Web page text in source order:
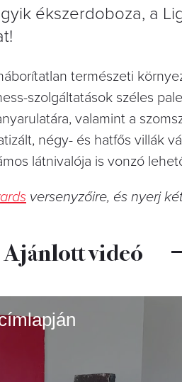
ékszerdoboza, a
természeti
szolgáltatások széles
valamint a
négy- és hatfős villák
látnivalója is vonzó
versenyzőire, és nyerj
Ajánlott videó